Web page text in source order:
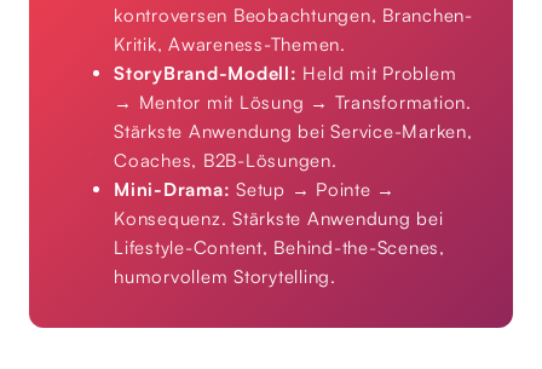
kontroversen Beobachtungen, Branchen-
Kritik, Awareness-Themen.
StoryBrand-Modell: Held mit Problem
→ Mentor mit Lösung → Transformation.
Stärkste Anwendung bei Service-Marken,
Coaches, B2B-Lösungen.
Mini-Drama: Setup → Pointe →
Konsequenz. Stärkste Anwendung bei
Lifestyle-Content, Behind-the-Scenes,
humorvollem Storytelling.